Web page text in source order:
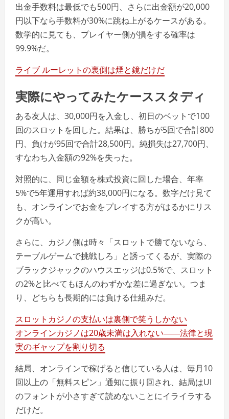
出金手数料は最低でも500円、さらに出金額が20,000
円以下なら手数料が30%に跳ね上がるケースがある。
数学的に見ても、プレイヤー側が損をする確率は
99.9%だ。
ライブ ルーレットの裏側は煙と鏡だけだ
実際にやってみたケーススタディ
ある友人は、30,000円を入金し、初日のベットで100
回のスロットを回した。結果は、勝ちが5回で合計800
円、負けが95回で合計28,500円。純損失は27,700円、
すなわち入金額の92%を失った。
対照的に、同じ金額を株式投資に回した場合、年率
5%で5年運用すれば約38,000円になる。数字だけ見て
も、オンラインでお金をプレイする方がはるかにリス
クが高い。
さらに、カジノ側は時々「スロットで勝てないなら、
テーブルゲームで挑戦しろ」と誘ってくるが、実際の
ブラックジャックのハウスエッジは0.5%で、スロット
の2%と比べてもほんのわずかな差に過ぎない。つま
り、どちらも長期的には負ける仕組みだ。
スロットカジノの支払いは裏側で笑うしかない
オンラインカジノは20歳未満は入れない――法律と現
実のギャップを割り切る
結局、オンラインで稼げると信じている人は、毎月10
回以上の「無料スピン」通知に振り回され、結局はUI
のフォントが小さすぎて読めないことにイライラする
だけだ。